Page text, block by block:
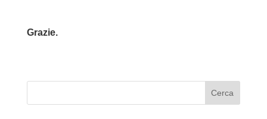
Grazie.